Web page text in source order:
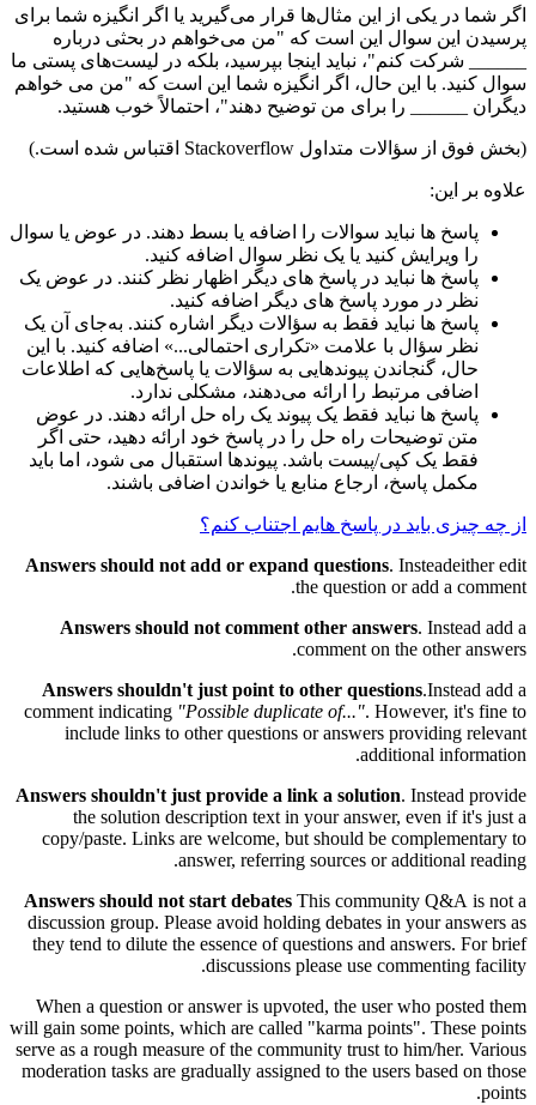
اگر شما در یکی از این مثال‌ها قرار می‌گیرید یا اگر انگیزه شما برای
پرسیدن این سوال این است که "من می‌خواهم در بحثی درباره
______ شرکت کنم"، نباید اینجا بپرسید، بلکه در لیست‌های پستی ما
سوال کنید. با این حال، اگر انگیزه شما این است که "من می خواهم
دیگران ______ را برای من توضیح دهند"، احتمالاً خوب هستید.
(بخش فوق از سؤالات متداول Stackoverflow اقتباس شده است.)
علاوه بر این:
پاسخ ها نباید سوالات را اضافه یا بسط دهند. در عوض یا سوال
را ویرایش کنید یا یک نظر سوال اضافه کنید.
پاسخ ها نباید در پاسخ های دیگر اظهار نظر کنند. در عوض یک
نظر در مورد پاسخ های دیگر اضافه کنید.
پاسخ ها نباید فقط به سؤالات دیگر اشاره کنند. به‌جای آن یک
نظر سؤال با علامت «تکراری احتمالی...» اضافه کنید. با این
حال، گنجاندن پیوندهایی به سؤالات یا پاسخ‌هایی که اطلاعات
اضافی مرتبط را ارائه می‌دهند، مشکلی ندارد.
پاسخ ها نباید فقط یک پیوند یک راه حل ارائه دهند. در عوض
متن توضیحات راه حل را در پاسخ خود ارائه دهید، حتی اگر
فقط یک کپی/پیست باشد. پیوندها استقبال می شود، اما باید
مکمل پاسخ، ارجاع منابع یا خواندن اضافی باشند.
از چه چیزی باید در پاسخ هایم اجتناب کنم؟
Answers should not add or expand questions. Insteadeither edit
the question or add a comment.
Answers should not comment other answers. Instead add a
comment on the other answers.
Answers shouldn't just point to other questions.Instead add a
comment indicating "Possible duplicate of...". However, it's fine to
include links to other questions or answers providing relevant
additional information.
Answers shouldn't just provide a link a solution. Instead provide
the solution description text in your answer, even if it's just a
copy/paste. Links are welcome, but should be complementary to
answer, referring sources or additional reading.
Answers should not start debates This community Q&A is not a
discussion group. Please avoid holding debates in your answers as
they tend to dilute the essence of questions and answers. For brief
discussions please use commenting facility.
When a question or answer is upvoted, the user who posted them
will gain some points, which are called "karma points". These points
serve as a rough measure of the community trust to him/her. Various
moderation tasks are gradually assigned to the users based on those
points.